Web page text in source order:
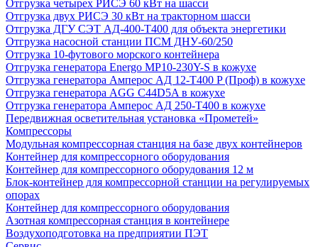
Отгрузка четырех РИСЭ 60 кВт на шасси
Отгрузка двух РИСЭ 30 кВт на тракторном шасси
Отгрузка ДГУ СЭТ АД-400-Т400 для объекта энергетики
Отгрузка насосной станции ПСМ ДНУ-60/250
Отгрузка 10-футового морского контейнера
Отгрузка генератора Energo MP10-230Y-S в кожухе
Отгрузка генератора Амперос АД 12-Т400 P (Проф) в кожухе
Отгрузка генератора AGG C44D5A в кожухе
Отгрузка генератора Амперос АД 250-Т400 в кожухе
Передвижная осветительная установка «Прометей»
Компрессоры
Модульная компрессорная станция на базе двух контейнеров
Контейнер для компрессорного оборудования
Контейнер для компрессорного оборудования 12 м
Блок-контейнер для компрессорной станции на регулируемых
опорах
Контейнер для компрессорного оборудования
Азотная компрессорная станция в контейнере
Воздухоподготовка на предприятии ПЭТ